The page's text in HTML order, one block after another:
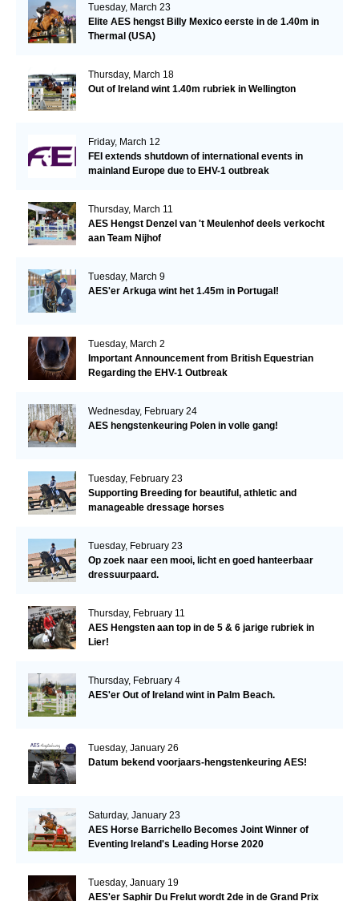
Tuesday, March 23
Elite AES hengst Billy Mexico eerste in de 1.40m in
Thermal (USA)
Thursday, March 18
Out of Ireland wint 1.40m rubriek in Wellington
Friday, March 12
FEI extends shutdown of international events in
mainland Europe due to EHV-1 outbreak
Thursday, March 11
AES Hengst Denzel van 't Meulenhof deels verkocht
aan Team Nijhof
Tuesday, March 9
AES'er Arkuga wint het 1.45m in Portugal!
Tuesday, March 2
Important Announcement from British Equestrian
Regarding the EHV-1 Outbreak
Wednesday, February 24
AES hengstenkeuring Polen in volle gang!
Tuesday, February 23
Supporting Breeding for beautiful, athletic and
manageable dressage horses
Tuesday, February 23
Op zoek naar een mooi, licht en goed hanteerbaar
dressuurpaard.
Thursday, February 11
AES Hengsten aan top in de 5 & 6 jarige rubriek in
Lier!
Thursday, February 4
AES'er Out of Ireland wint in Palm Beach.
Tuesday, January 26
Datum bekend voorjaars-hengstenkeuring AES!
Saturday, January 23
AES Horse Barrichello Becomes Joint Winner of
Eventing Ireland's Leading Horse 2020
Tuesday, January 19
AES'er Saphir Du Frelut wordt 2de in de Grand Prix